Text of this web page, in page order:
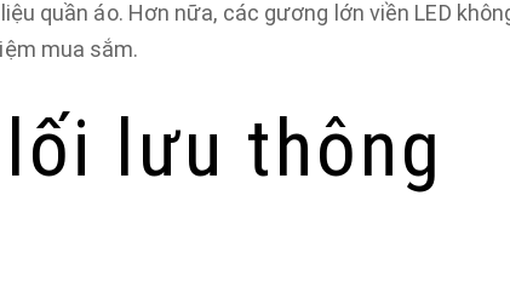
quần áo. Hơn nữa, các gương lớn viền LED
mua sắm.
lưu thông